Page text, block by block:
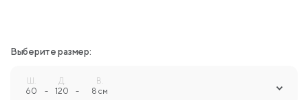
Выберите размер:
Ш.
60 -
Д.
120 -
В.
8 см